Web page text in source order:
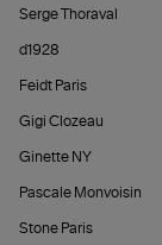
Serge Thoraval
d1928
Feidt Paris
Gigi Clozeau
Ginette NY
Pascale Monvoisin
Stone Paris